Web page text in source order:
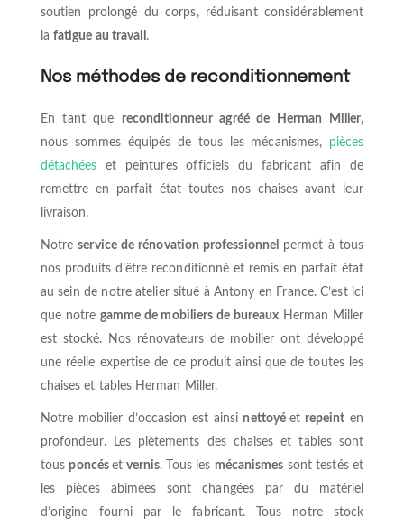
soutien prolongé du corps, réduisant considérablement
lafatigue au travail .
Nos méthodes de reconditionnement
En tant que reconditionneur agréé de Herman Miller,
nous sommes équipés de tous les mécanismes, pièces
détachées et peintures officiels du fabricant afin de
remettre en parfait état toutes nos chaises avant leur
livraison.
Notreservice de rénovation professionnel
permet à tous
nos produits d’être reconditionné et remis en parfait état
au sein de notre atelier situé à Antony en France. C’est ici
que notre gamme de mobiliers de bureaux Herman Miller
est stocké. Nos rénovateurs de mobilier ont développé
une réelle expertise de ce produit ainsi que de toutes les
chaises et tables Herman Miller.
Notre mobilier d’occasion est ainsi nettoyéet repeint en
profondeur. Les piètements des chaises et tables sont
tous poncéset vernis. Tous les mécanismes sont testés et
les pièces abimées sont changées par du matériel
d’origine fourni par le fabricant. Tous notre stock